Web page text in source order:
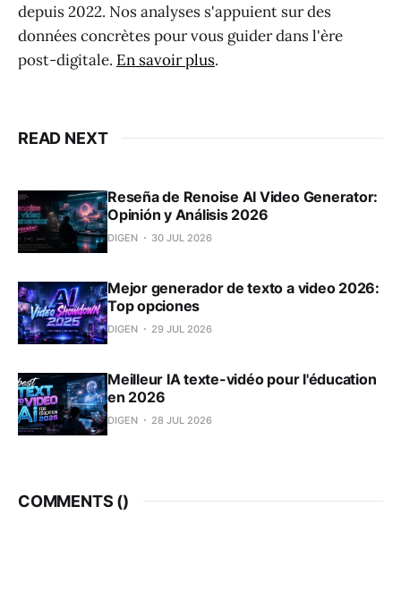
depuis 2022. Nos analyses s'appuient sur des
données concrètes pour vous guider dans l'ère
post-digitale. En savoir plus.
READ NEXT
Reseña de Renoise AI Video Generator:
Opinión y Análisis 2026
DIGEN 30 JUL 2026
Mejor generador de texto a video 2026:
Top opciones
DIGEN 29 JUL 2026
Meilleur IA texte-vidéo pour l'éducation
en 2026
DIGEN 28 JUL 2026
COMMENTS ()